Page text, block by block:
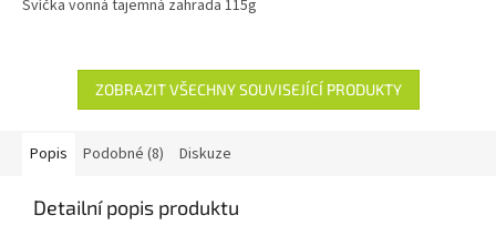
Svíčka vonná tajemná zahrada 115g
ZOBRAZIT VŠECHNY SOUVISEJÍCÍ PRODUKTY
Popis Podobné (8) Diskuze
Detailní popis produktu